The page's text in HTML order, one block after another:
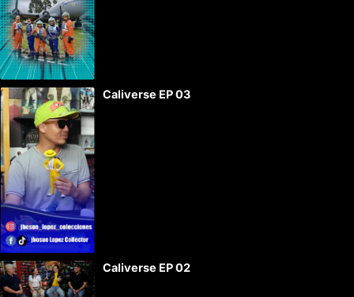
n
a
t
i
v
e
:
Caliverse EP 03
Caliverse EP 02